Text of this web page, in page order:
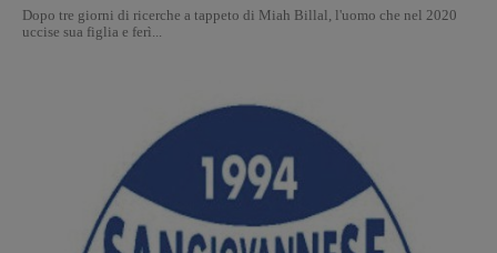
Dopo tre giorni di ricerche a tappeto di Miah Billal, l'uomo che nel 2020
uccise sua figlia e ferì...